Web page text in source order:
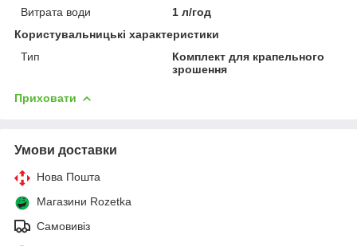
Витрата води
1 л/год
Користувальницькі характеристики
Тип
Комплект для крапельного
зрошення
Приховати
Умови доставки
Нова Пошта
Магазини Rozetka
Самовивіз